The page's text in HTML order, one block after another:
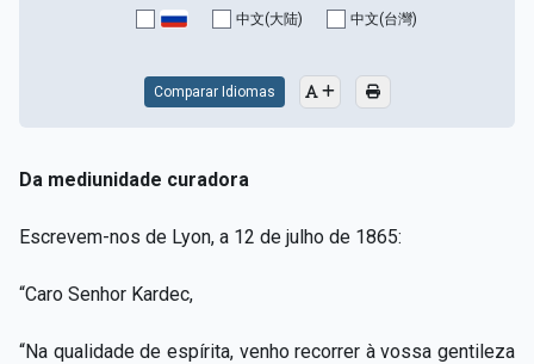
中文(大陆) 中文(台灣)
Comparar Idiomas
Da mediunidade curadora
Escrevem-nos de Lyon, a 12 de julho de 1865:
“Caro Senhor Kardec,
“Na qualidade de espírita, venho recorrer à vossa gentileza